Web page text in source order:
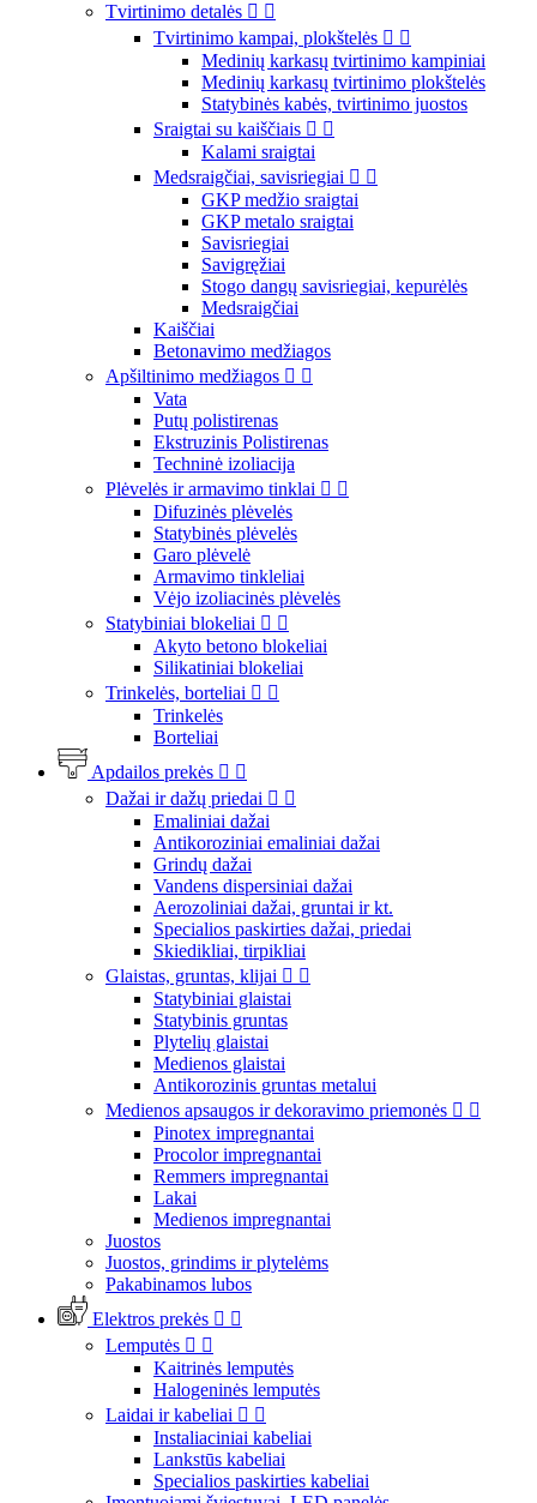
Tvirtinimo detalės  
Tvirtinimo kampai, plokštelės  
Medinių karkasų tvirtinimo kampiniai
Medinių karkasų tvirtinimo plokštelės
Statybinės kabės, tvirtinimo juostos
Sraigtai su kaiščiais  
Kalami sraigtai
Medsraigčiai, savisriegiai  
GKP medžio sraigtai
GKP metalo sraigtai
Savisriegiai
Savigręžiai
Stogo dangų savisriegiai, kepurėlės
Medsraigčiai
Kaiščiai
Betonavimo medžiagos
Apšiltinimo medžiagos  
Vata
Putų polistirenas
Ekstruzinis Polistirenas
Techninė izoliacija
Plėvelės ir armavimo tinklai  
Difuzinės plėvelės
Statybinės plėvelės
Garo plėvelė
Armavimo tinkleliai
Vėjo izoliacinės plėvelės
Statybiniai blokeliai  
Akyto betono blokeliai
Silikatiniai blokeliai
Trinkelės, borteliai  
Trinkelės
Borteliai
Apdailos prekės  
Dažai ir dažų priedai  
Emaliniai dažai
Antikoroziniai emaliniai dažai
Grindų dažai
Vandens dispersiniai dažai
Aerozoliniai dažai, gruntai ir kt.
Specialios paskirties dažai, priedai
Skiedikliai, tirpikliai
Glaistas, gruntas, klijai  
Statybiniai glaistai
Statybinis gruntas
Plytelių glaistai
Medienos glaistai
Antikorozinis gruntas metalui
Medienos apsaugos ir dekoravimo priemonės  
Pinotex impregnantai
Procolor impregnantai
Remmers impregnantai
Lakai
Medienos impregnantai
Juostos
Juostos, grindims ir plytelėms
Pakabinamos lubos
Elektros prekės  
Lemputės  
Kaitrinės lemputės
Halogeninės lemputės
Laidai ir kabeliai  
Instaliaciniai kabeliai
Lankstūs kabeliai
Specialios paskirties kabeliai